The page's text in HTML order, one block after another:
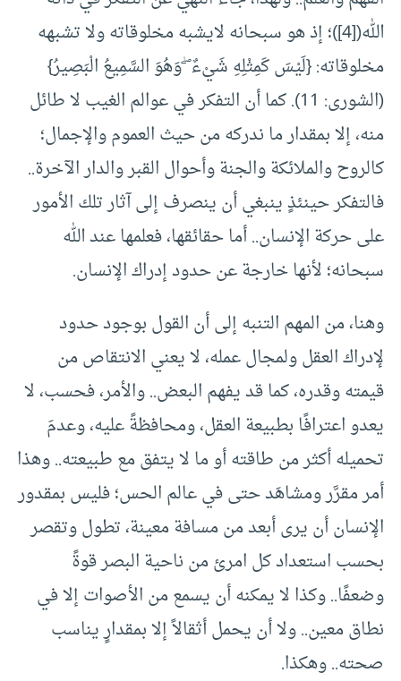
الله([4] )؛ إذ هو سبحانه لايشبه مخلوقاته ولا تشبهه
مخلوقاته: {لَيْسَ كَمِثْلِهِ شَيْءٌ ۖ وَهُوَ السَّمِيعُ الْبَصِيرُ}
(الشورى: 11). كما أن التفكر في عوالم الغيب لا طائل
منه، إلا بمقدار ما ندركه من حيث العموم والإجمال؛
كالروح والملائكة والجنة وأحوال القبر والدار الآخرة..
فالتفكر حينئذٍ ينبغي أن ينصرف إلى آثار تلك الأمور
على حركة الإنسان.. أما حقائقها، فعلمها عند الله
سبحانه؛ لأنها خارجة عن حدود إدراك الإنسان.
وهنا، من المهم التنبه إلى أن القول بوجود حدود
لإدراك العقل ولمجال عمله، لا يعني الانتقاص من
قيمته وقدره، كما قد يفهم البعض.. والأمر، فحسب، لا
يعدو اعترافًا بطبيعة العقل، ومحافظةً عليه، وعدمَ
تحميله أكثر من طاقته أو ما لا يتفق مع طبيعته.. وهذا
أمر مقرَّر ومشاهَد حتى في عالم الحس؛ فليس بمقدور
الإنسان أن يرى أبعد من مسافة معينة، تطول وتقصر
بحسب استعداد كل امرئ من ناحية البصر قوةً
وضعفًا.. وكذا لا يمكنه أن يسمع من الأصوات إلا في
نطاق معين.. ولا أن يحمل أثقالاً إلا بمقدارٍ يناسب
صحته.. وهكذا.